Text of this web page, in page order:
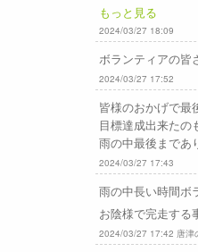
もっと見る
2024/03/27 18:09
ボランティアの皆
2024/03/27 17:52
皆様のおかげで最
目標達成出来たの
雨の中最後まであ
2024/03/27 17:43
雨の中長い時間ボ
お陰様で完走する
2024/03/27 17:42 唐津